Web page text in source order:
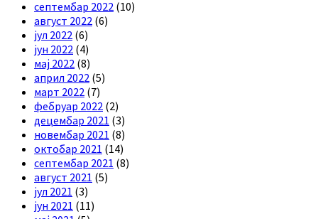
септембар 2022 (10)
август 2022 (6)
јул 2022 (6)
јун 2022 (4)
мај 2022 (8)
април 2022 (5)
март 2022 (7)
фебруар 2022 (2)
децембар 2021 (3)
новембар 2021 (8)
октобар 2021 (14)
септембар 2021 (8)
август 2021 (5)
јул 2021 (3)
јун 2021 (11)